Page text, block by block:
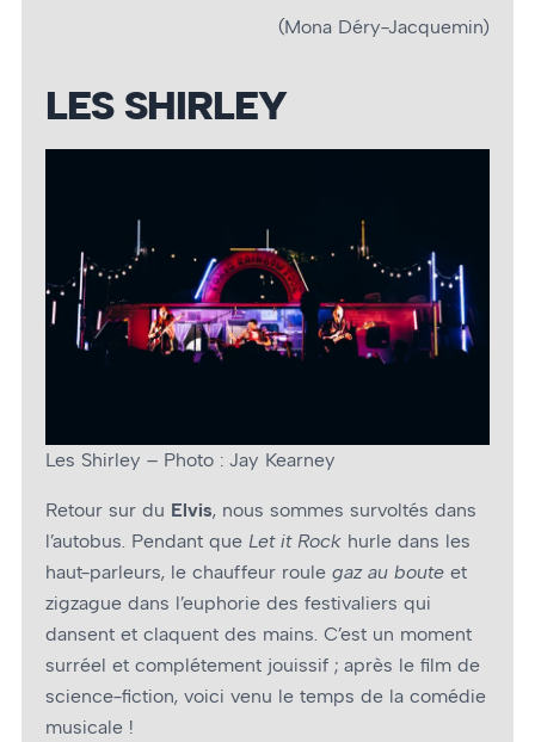
(Mona Déry-Jacquemin)
LES SHIRLEY
Les Shirley – Photo : Jay Kearney
Retour sur du Elvis, nous sommes survoltés dans
l’autobus. Pendant que Let it Rock hurle dans les
haut-parleurs, le chauffeur roule gaz au boute et
zigzague dans l’euphorie des festivaliers qui
dansent et claquent des mains. C’est un moment
surréel et complétement jouissif ; après le film de
science-fiction, voici venu le temps de la comédie
musicale !